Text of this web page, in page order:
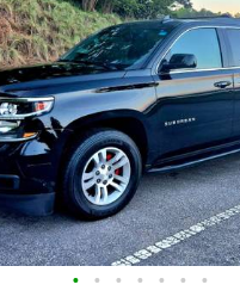
• • • • • • •